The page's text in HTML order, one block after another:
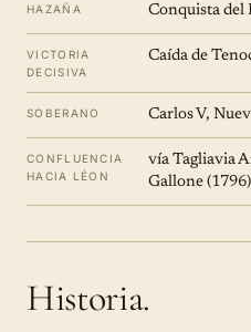
HAZAÑA Conquista del
VICTORIA
DECISIVA
Caída de
SOBERANO Carlos V,
CONFLUENCIA
HACIA LÉON
vía Tagliavia
Gallone (1796)
Historia.